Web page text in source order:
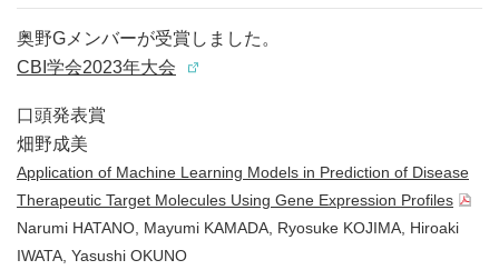
奥野Gメンバーが受賞しました。
CBI学会2023年大会
口頭発表賞
畑野成美
Application of Machine Learning Models in Prediction of Disease
Therapeutic Target Molecules Using Gene Expression Profiles
Narumi HATANO, Mayumi KAMADA, Ryosuke KOJIMA, Hiroaki
IWATA, Yasushi OKUNO